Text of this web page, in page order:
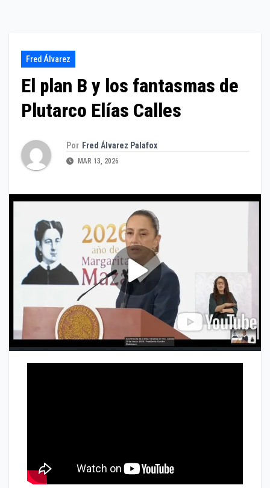
Fred Álvarez
El plan B y los fantasmas de
Plutarco Elías Calles
Por Fred Álvarez Palafox
MAR 13, 2026